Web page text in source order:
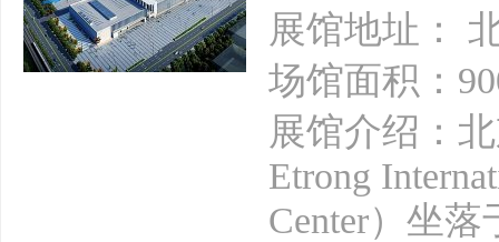
展馆地址：
场馆面积：
展馆介绍：
Etrong
Center）坐